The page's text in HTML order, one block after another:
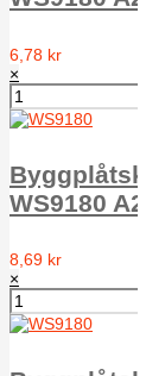
6,78 kr
×
WS9180 A2
8,69 kr
×